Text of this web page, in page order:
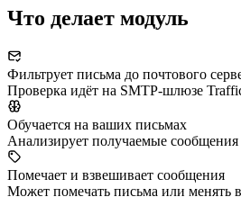
Что делает модуль
Фильтрует письма до почтового
Проверка идёт на SMTP-шлюзе
Обучается на ваших письмах
Анализирует получаемые сообщения
Помечает и взвешивает сообщения
Может помечать письма или менять